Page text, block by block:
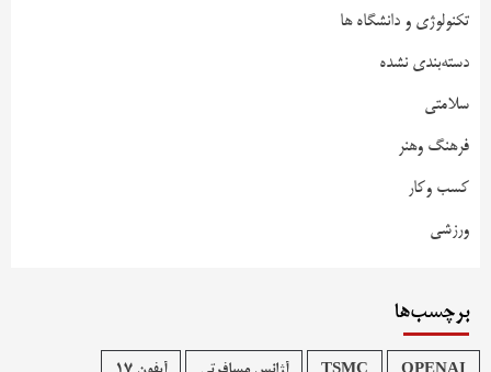
تکنولوژی و دانشگاه ها
دسته‌بندی نشده
سلامتی
فرهنگ وهنر
کسب وکار
ورزشی
برچسب‌ها